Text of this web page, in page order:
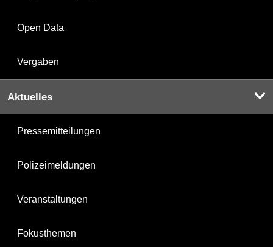
Open Data
Vergaben
Aktuelles
Pressemitteilungen
Polizeimeldungen
Veranstaltungen
Fokusthemen